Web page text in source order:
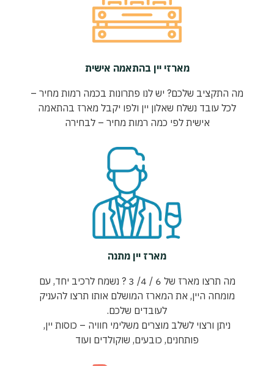
מארזי יין בהתאמה אישית
מה התקציב שלכם? יש לנו פתרונות בכמה רמות מחיר –
לכל עובד נשלח שאלון יין ולפו יקבל מארז בהתאמה
אישית לפי כמה רמות מחיר – לבחירה
מארז יין מתנה
מה תרצו מארז של 6 / 4/ 3 ? נשמח לרכיב יחד, עם
מומחה היין, את המארז המושלם אותו תרצו להעניק
לעובדים שלכם.
ניתן ורצוי לשלב מוצרים משלימי חוויה – כוסות יין,
פותחנים, כובעים, שוקולדים ועוד